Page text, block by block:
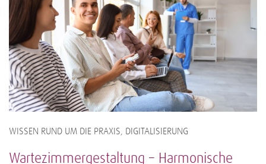
WISSEN RUND UM DIE PRAXIS, DIGITALISIERUNG
Wartezimmergestaltung – Harmonische